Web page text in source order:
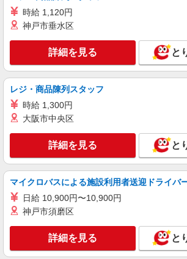
時給 1,120円
神戸市垂水区
詳細を見る と
レジ・商品陳列スタッフ
時給 1,300円
大阪市中央区
詳細を見る と
マイクロバスによる施設利用者送迎ドライバ
日給 10,900円〜10,900円
神戸市須磨区
詳細を見る と